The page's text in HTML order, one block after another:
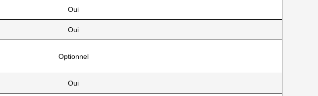
Oui
Oui
Optionnel
Oui